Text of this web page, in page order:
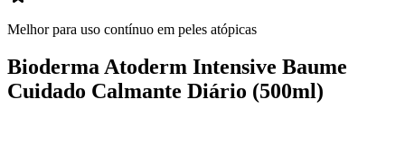
Melhor para uso contínuo em peles atópicas
Bioderma Atoderm Intensive Baume
Cuidado Calmante Diário (500ml)